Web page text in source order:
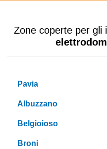
Zone coperte per gli
Pavia
Albuzzano
Belgioioso
Broni